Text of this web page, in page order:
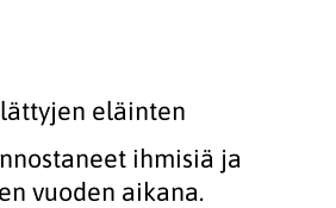
eläinten
ihmisiä ja
vuoden aikana.